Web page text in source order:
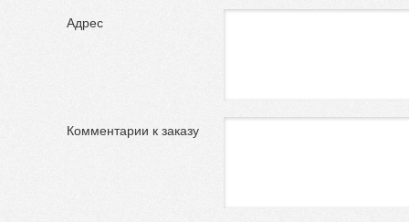
Адрес
Комментарии к заказу